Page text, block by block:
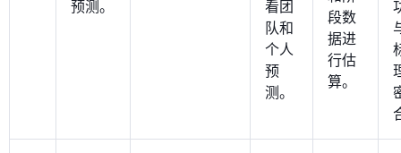
预测。
看团
队和
个人
预
测。
段数
据进
行估
算。